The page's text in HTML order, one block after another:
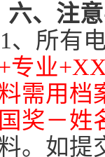
六、 注
1、 所有
专业
需用档
奖－姓
。如提